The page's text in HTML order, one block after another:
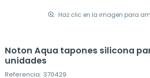
Haz clic en la imagen para
Noton Aqua tapones silicona
unidades
Referencia: 370429